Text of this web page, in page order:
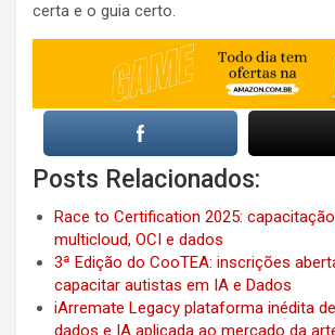
certa e o guia certo.
Posts Relacionados:
Race to Certification 2025:
multicloud, OCI e dados
3ª Edição do CooTEA: inscrições
capacitar autistas em IA e Dados
iArremate Legacy plataforma inédita
dados e IA aplicada ao mercado da